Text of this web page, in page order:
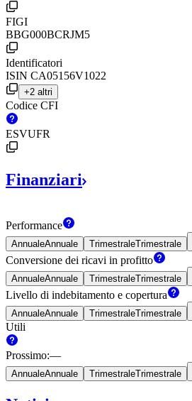
FIGI
BBG000BCRJM5
Identificatori
ISIN CA05156V1022
+2 altri
Codice CFI
ESVUFR
Finanziari
Performance
AnnualeAnnuale TrimestraleTrimestrale
Conversione dei ricavi in profitto
AnnualeAnnuale TrimestraleTrimestrale
Livello di indebitamento e copertura
AnnualeAnnuale TrimestraleTrimestrale
Utili
Prossimo:—
AnnualeAnnuale TrimestraleTrimestrale